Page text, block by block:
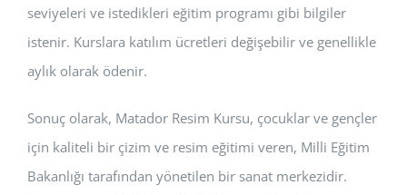
seviyeleri ve istedikleri eğitim programı gibi bilgiler
istenir. Kurslara katılım ücretleri değişebilir ve genellikle
aylık olarak ödenir.
Sonuç olarak, Matador Resim Kursu, çocuklar ve gençler
için kaliteli bir çizim ve resim eğitimi veren, Milli Eğitim
Bakanlığı tarafından yönetilen bir sanat merkezidir.